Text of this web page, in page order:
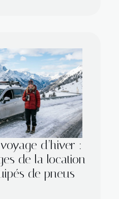
d’hiver :
de la location
de pneus